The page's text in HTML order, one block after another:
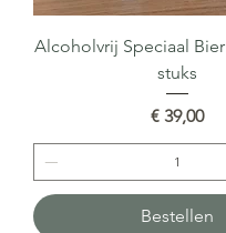
Alcoholvrij Speciaal
stuks
Prijs
€ 39,00
Bestellen